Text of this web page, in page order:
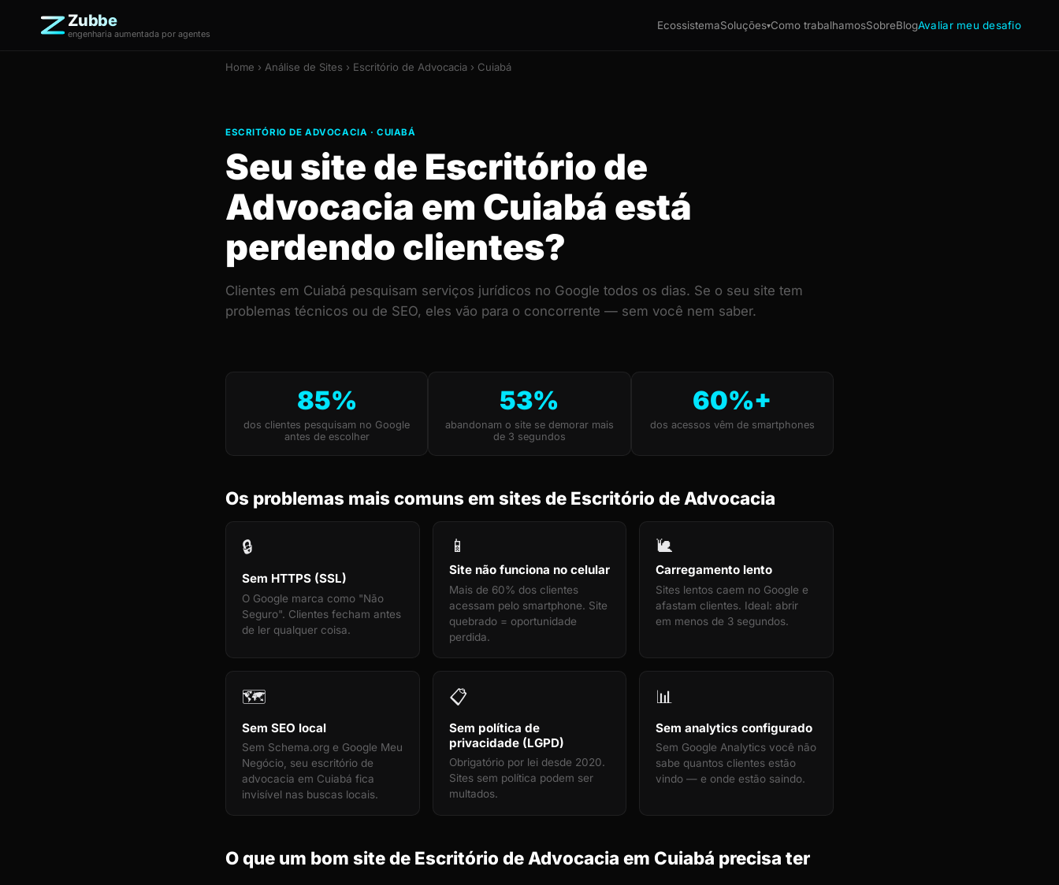
Zubbe
engenharia aumentada por agentes
EcossistemaSoluções▾Como trabalhamosSobreBlogAvaliar meu desafio
Home › Análise de Sites › Escritório de Advocacia › Cuiabá
ESCRITÓRIO DE ADVOCACIA · CUIABÁ
Seu site de Escritório de
Advocacia em Cuiabá está
perdendo clientes?
Clientes em Cuiabá pesquisam serviços jurídicos no Google todos os dias. Se o seu site tem
problemas técnicos ou de SEO, eles vão para o concorrente — sem você nem saber.
85%
dos clientes pesquisam no Google
antes de escolher
53%
abandonam o site se demorar mais
de 3 segundos
60%+
dos acessos vêm de smartphones
Os problemas mais comuns em sites de Escritório de Advocacia
🔒
Sem HTTPS (SSL)
O Google marca como "Não
Seguro". Clientes fecham antes
de ler qualquer coisa.
📱
Site não funciona no celular
Mais de 60% dos clientes
acessam pelo smartphone. Site
quebrado = oportunidade
perdida.
🐌
Carregamento lento
Sites lentos caem no Google e
afastam clientes. Ideal: abrir
em menos de 3 segundos.
🗺️
Sem SEO local
Sem Schema.org e Google Meu
Negócio, seu escritório de
advocacia em Cuiabá fica
invisível nas buscas locais.
📋
Sem política de
privacidade (LGPD)
Obrigatório por lei desde 2020.
Sites sem política podem ser
multados.
📊
Sem analytics configurado
Sem Google Analytics você não
sabe quantos clientes estão
vindo — e onde estão saindo.
O que um bom site de Escritório de Advocacia em Cuiabá precisa ter